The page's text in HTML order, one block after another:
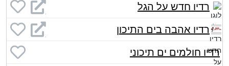
רדיו חדש על הגל
רדיו אהבה בים התיכון
רדיו חולמים ים תיכוני